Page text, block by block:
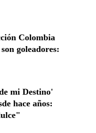
Colombia
goleadores:
mi Destino'
hace años: